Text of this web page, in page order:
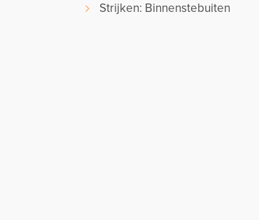
Strijken: Binnenstebuiten